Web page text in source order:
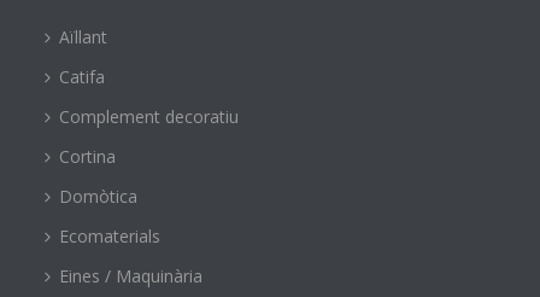
Aïllant
Catifa
Complement decoratiu
Cortina
Domòtica
Ecomaterials
Eines / Maquinària